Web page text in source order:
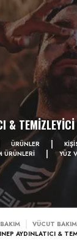
&
ÜRÜNLER
ÜRÜNLERİ
YÜZ
VÜCUT
AYDINLATICI &